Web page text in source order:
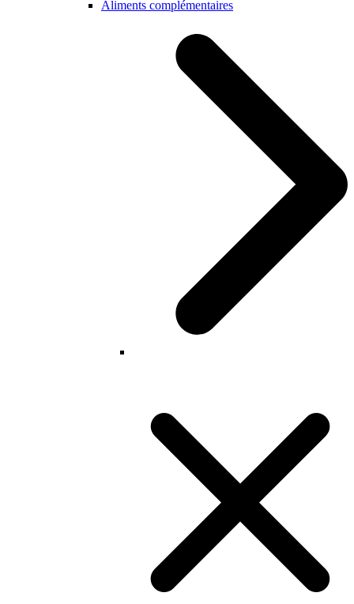
Aliments complémentaires